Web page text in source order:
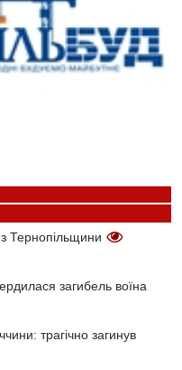
Тернопільщини
загибель воїна
трагічно загинув